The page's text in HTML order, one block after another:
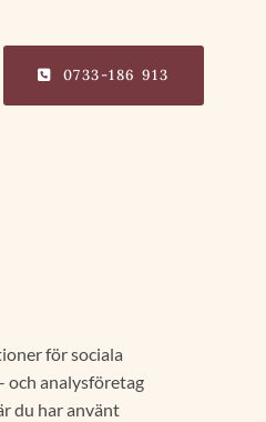
0733-186 913
för sociala
och analysföretag
du har använt